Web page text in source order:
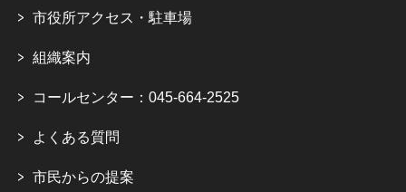
市役所アクセス・駐車場
組織案内
コールセンター：045-664-2525
よくある質問
市民からの提案